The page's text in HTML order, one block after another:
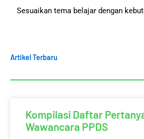
Sesuaikan tema belajar dengan
Artikel Terbaru
Kompilasi Daftar
Wawancara PPDS